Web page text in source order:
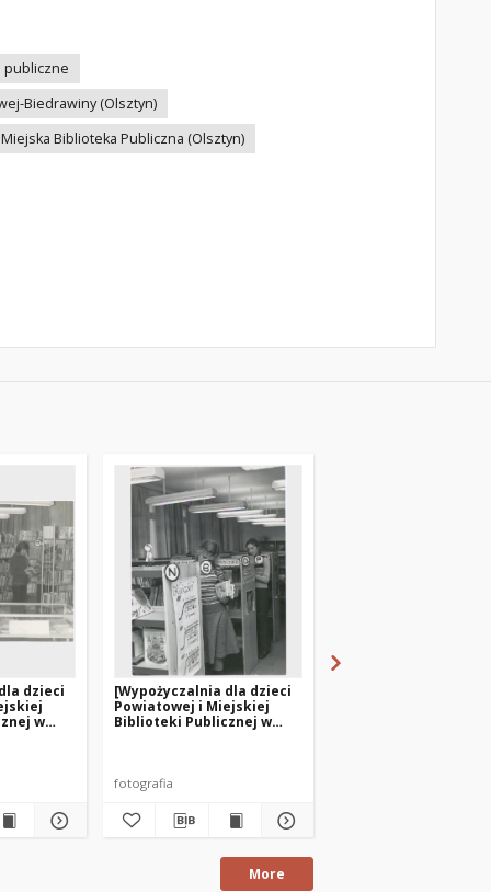
publiczne
Biedrawiny (Olsztyn)
Biblioteka Publiczna (Olsztyn)
dzieci
w
[Wypożyczalnia dla dzieci
Powiatowej i Miejskiej
Biblioteki Publicznej w
fotografia
More